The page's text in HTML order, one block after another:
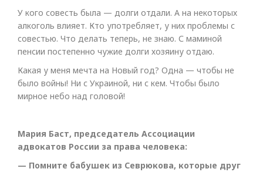
У кого совесть была — долги отдали. А на некоторых
алкоголь влияет. Кто употребляет, у них проблемы с
совестью. Что делать теперь, не знаю. С маминой
пенсии постепенно чужие долги хозяину отдаю.
Какая у меня мечта на Новый год? Одна — чтобы не
было войны! Ни с Украиной, ни с кем. Чтобы было
мирное небо над головой!
Мария Баст, председатель Ассоциации
адвокатов России за права человека:
— Помните бабушек из Севрюкова, которые друг